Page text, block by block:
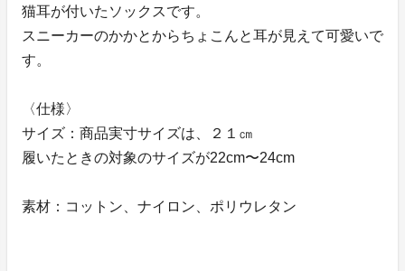
猫耳が付いたソックスです。
スニーカーのかかとからちょこんと耳が見えて可愛いで
す。
〈仕様〉
サイズ：商品実寸サイズは、２１㎝
履いたときの対象のサイズが22cm〜24cm
素材：コットン、ナイロン、ポリウレタン